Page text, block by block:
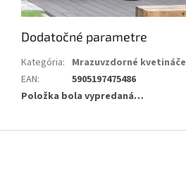
Dodatočné parametre
Kategória: Mrazuvzdorné kvetináče
EAN:
5905197475486
Položka bola vypredaná…